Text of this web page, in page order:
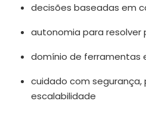
decisões baseadas em
autonomia para resolver
domínio de ferramentas
cuidado com segurança,
escalabilidade